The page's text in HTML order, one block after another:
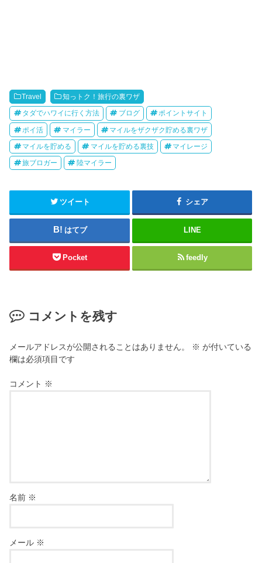
Travel 知っトク！旅行の裏ワザ
タダでハワイに行く方法 ブログ ポイントサイト
ポイ活 マイラー マイルをザクザク貯める裏ワザ
マイルを貯める マイルを貯める裏技 マイレージ
旅ブロガー 陸マイラー
ツイート シェア
はてブ LINE
Pocket feedly
コメントを残す
メールアドレスが公開されることはありません。 ※ が付いている
欄は必須項目です
コメント ※
名前 ※
メール ※